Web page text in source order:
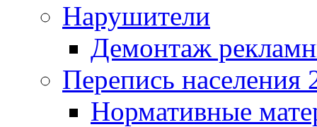
Нарушители
Демонтаж
Перепись населения
Нормативные